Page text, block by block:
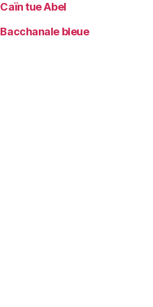
Caïn tue Abel
Bacchanale bleue